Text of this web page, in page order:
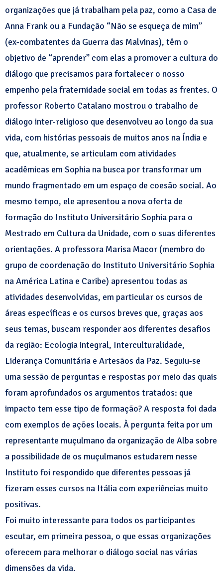
organizações que já trabalham pela paz, como a Casa de
Anna Frank ou a Fundação “Não se esqueça de mim”
(ex-combatentes da Guerra das Malvinas), têm o
objetivo de “aprender” com elas a promover a cultura do
diálogo que precisamos para fortalecer o nosso
empenho pela fraternidade social em todas as frentes. O
professor Roberto Catalano mostrou o trabalho de
diálogo inter-religioso que desenvolveu ao longo da sua
vida, com histórias pessoais de muitos anos na Índia e
que, atualmente, se articulam com atividades
acadêmicas em Sophia na busca por transformar um
mundo fragmentado em um espaço de coesão social. Ao
mesmo tempo, ele apresentou a nova oferta de
formação do Instituto Universitário Sophia para o
Mestrado em Cultura da Unidade, com o suas diferentes
orientações. A professora Marisa Macor (membro do
grupo de coordenação do Instituto Universitário Sophia
na América Latina e Caribe) apresentou todas as
atividades desenvolvidas, em particular os cursos de
áreas específicas e os cursos breves que, graças aos
seus temas, buscam responder aos diferentes desafios
da região: Ecologia integral, Interculturalidade,
Liderança Comunitária e Artesãos da Paz. Seguiu-se
uma sessão de perguntas e respostas por meio das quais
foram aprofundados os argumentos tratados: que
impacto tem esse tipo de formação? A resposta foi dada
com exemplos de ações locais. À pergunta feita por um
representante muçulmano da organização de Alba sobre
a possibilidade de os muçulmanos estudarem nesse
Instituto foi respondido que diferentes pessoas já
fizeram esses cursos na Itália com experiências muito
positivas.
Foi muito interessante para todos os participantes
escutar, em primeira pessoa, o que essas organizações
oferecem para melhorar o diálogo social nas várias
dimensões da vida.